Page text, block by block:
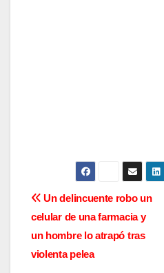
N
a
v
Un delincuente robo un
celular de una farmacia y
un hombre lo atrapó tras
violenta pelea